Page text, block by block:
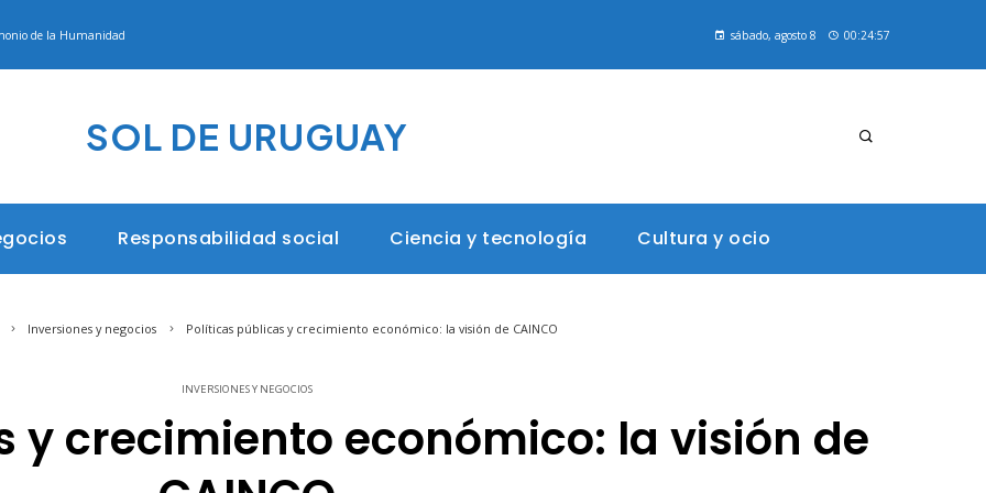
de la Humanidad sábado, agosto 8 00:24:58
SOL DE URUGUAY
Responsabilidad social Ciencia y tecnología Cultura y ocio
Inversiones y negocios Políticas públicas y crecimiento económico: la visión de CAINCO
INVERSIONES Y NEGOCIOS
y crecimiento económico: la visión de